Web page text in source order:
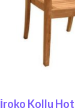
İroko Kollu